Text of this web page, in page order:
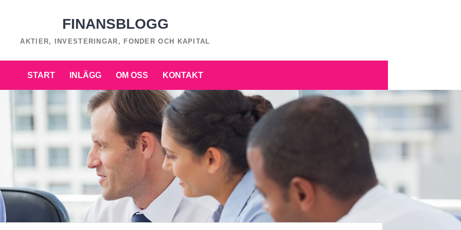
FINANSBLOGG
AKTIER, INVESTERINGAR, FONDER OCH KAPITAL
START INLÄGG OM OSS KONTAKT